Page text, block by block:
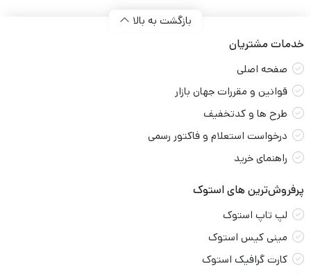
بازگشت به بالا
خدمات مشتریان
صفحه اصلی
قوانین و مقررات جهان بازار
طرح ها و کدتخفیف
درخواست استعلام و فاکتور رسمی
راهنمای خرید
پرفروش‌ترین های استوک
لپ تاپ استوک
مینی کیس استوک
کارت گرافیک استوک